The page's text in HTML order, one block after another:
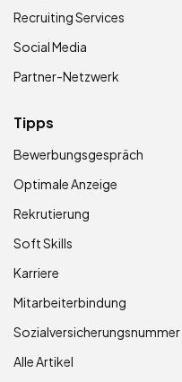
Recruiting Services
Social Media
Partner-Netzwerk
Tipps
Bewerbungsgespräch
Optimale Anzeige
Rekrutierung
Soft Skills
Karriere
Mitarbeiterbindung
Sozialversicherungsnummer
Alle Artikel